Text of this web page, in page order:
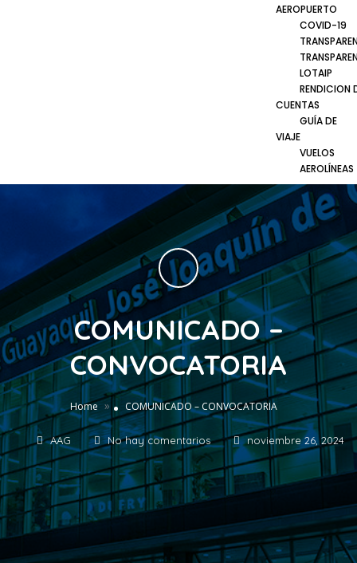
AEROPUERTO
COVID-19
LOTAIP
RENDICION
CUENTAS
GUÍA DE
VIAJE
VUELOS
AEROLÍNEAS
COMUNICADO –
CONVOCATORIA
Home » COMUNICADO – CONVOCATORIA
AAG No hay comentarios noviembre 26, 2024